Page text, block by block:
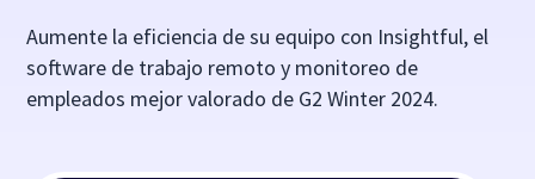
Aumente la eficiencia de su equipo con Insightful, el
software de trabajo remoto y monitoreo de
empleados mejor valorado de G2 Winter 2024.